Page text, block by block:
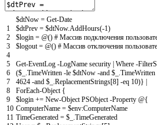
1
2
3
4
5
6
7
8
9
10
11
$dtNow = Get-Date
$dtPrev = $dtNow. AddHours(-1)
$login = @() # Массив подключения
$logout = @() # Массив отключения
Get-EventLog -LogName security | Where -
($_ TimeWritten -le $dtNow -and $_ TimeWritten
4624 -and $_ ReplacementStrings[8] -eq 10)} |
ForEach-Object {
$login += New-Object PSObject -Property @{
ComputerName = $env:ComputerName
TimeGenerated = $_
TimeGenerated